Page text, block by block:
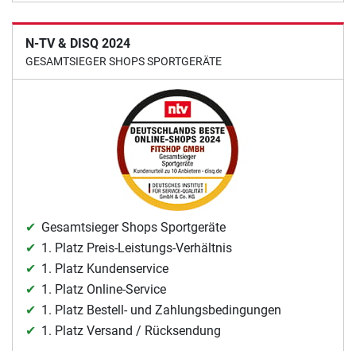
N-TV & DISQ 2024
GESAMTSIEGER SHOPS SPORTGERÄTE
Gesamtsieger Shops Sportgeräte
1. Platz Preis-Leistungs-Verhältnis
1. Platz Kundenservice
1. Platz Online-Service
1. Platz Bestell- und Zahlungsbedingungen
1. Platz Versand / Rücksendung